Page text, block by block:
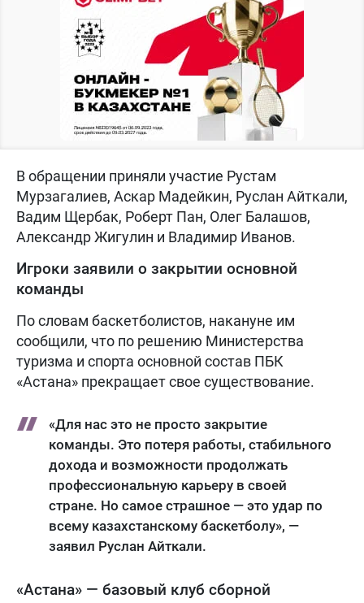
В обращении приняли участие Рустам
Мурзагалиев, Аскар Мадейкин, Руслан Айткали,
Вадим Щербак, Роберт Пан, Олег Балашов,
Александр Жигулин и Владимир Иванов.
Игроки заявили о закрытии основной
команды
По словам баскетболистов, накануне им
сообщили, что по решению Министерства
туризма и спорта основной состав ПБК
«Астана» прекращает свое существование.
«Для нас это не просто закрытие
команды. Это потеря работы, стабильного
дохода и возможности продолжать
профессиональную карьеру в своей
стране. Но самое страшное — это удар по
всему казахстанскому баскетболу», —
заявил Руслан Айткали.
«Астана» — базовый клуб сборной